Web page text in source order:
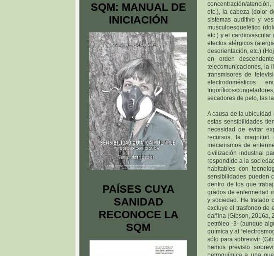
concentración/
etc.), la cabeza (dolor
sistemas auditivo y
musculoesquelético
etc.) y el cardiovascular
efectos alérgicos
desorientación, etc.)
en orden
telecomunicaciones, la
transmisores de
electrodomésticos
frigoríficos/
secadores de pelo, las
A causa de la
estas sensibilidades
necesidad de evitar
recursos, la
mecanismos de
civilización industrial
respondido a la
habitables con
sensibilidades pueden
dentro de los que
grados de enfermedad
y sociedad. He tratado
excluye el trasfondo de
dañina (Gibson, 2016a,
petróleo -3- (aunque
química y al
sólo para sobrevivir
hemos previsto
SQM: MANUAL DE
INICIACIÓN
PAÍSES CUYA
SANIDAD
RECONOCE LA
SQM